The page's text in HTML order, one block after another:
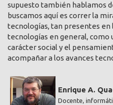
supuesto también hablamos
buscamos aquí es correr la
tecnologías, tan presentes en
tecnologías en general,
carácter social y el
acompañar a los avances
Enrique A.
Docente,